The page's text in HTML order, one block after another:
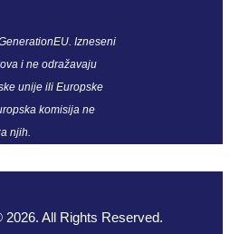
Izneseni
i ne odražavaju
unije ili Europske
komisija ne
njih.
All Rights Reserved.